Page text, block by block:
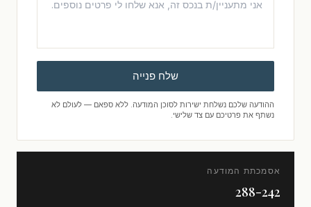
שלח פנייה
ההודעה שלכם נשלחת ישירות לסוכן המודעה. ללא ספאם — לעולם לא
נשתף את פרטיכם עם צד שלישי.
אסמכתת המודעה
288-242